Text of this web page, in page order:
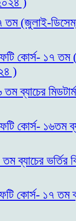
(জুলাই-
কোর্স- ১৭ তম
)
ব্যাচের
কোর্স- ১৬তম
ব্যাচের
কোর্স- ১৭ তম